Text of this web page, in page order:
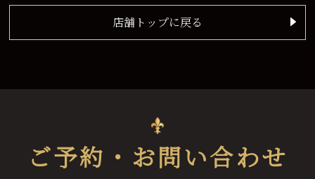
店舗トップに戻る
ご予約・お問い合わせ